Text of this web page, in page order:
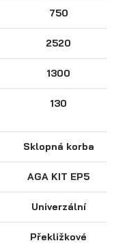
750
2520
1300
130
Sklopná korba
AGA KIT EP5
Univerzální
Překližkové